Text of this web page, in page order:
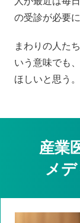
の受診が必要
まわりの人た
いう意味でも
ほしいと思う。
産業
メ